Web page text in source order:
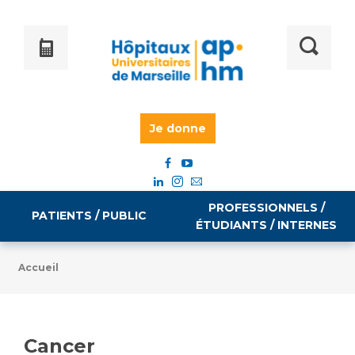
Je donne
PATIENTS / PUBLIC
PROFESSIONNELS /
ÉTUDIANTS / INTERNES
Emploi / formation
Accueil
Cancer